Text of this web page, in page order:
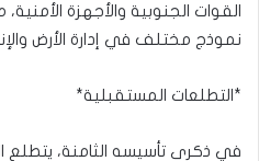
القوات الجنوبية والأجهزة
نموذج مختلف في إدارة الأرض
*التطلعات المستقبلية*
في ذكرى تأسيسه الثامنة، يتطلع